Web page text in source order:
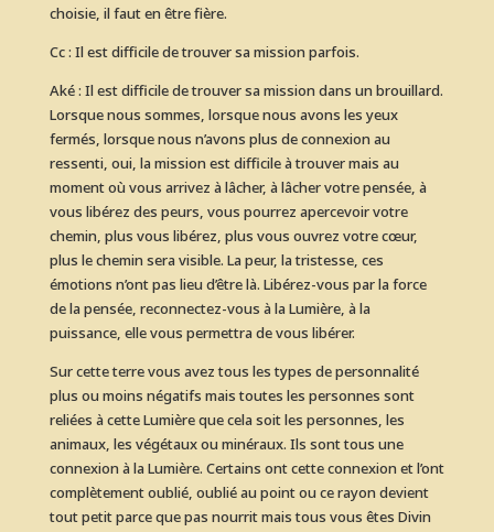
choisie, il faut en être fière.
Cc : Il est difficile de trouver sa mission parfois.
Aké : Il est difficile de trouver sa mission dans un brouillard.
Lorsque nous sommes, lorsque nous avons les yeux
fermés, lorsque nous n’avons plus de connexion au
ressenti, oui, la mission est difficile à trouver mais au
moment où vous arrivez à lâcher, à lâcher votre pensée, à
vous libérez des peurs, vous pourrez apercevoir votre
chemin, plus vous libérez, plus vous ouvrez votre cœur,
plus le chemin sera visible. La peur, la tristesse, ces
émotions n’ont pas lieu d’être là. Libérez-vous par la force
de la pensée, reconnectez-vous à la Lumière, à la
puissance, elle vous permettra de vous libérer.
Sur cette terre vous avez tous les types de personnalité
plus ou moins négatifs mais toutes les personnes sont
reliées à cette Lumière que cela soit les personnes, les
animaux, les végétaux ou minéraux. Ils sont tous une
connexion à la Lumière. Certains ont cette connexion et l’ont
complètement oublié, oublié au point ou ce rayon devient
tout petit parce que pas nourrit mais tous vous êtes Divin